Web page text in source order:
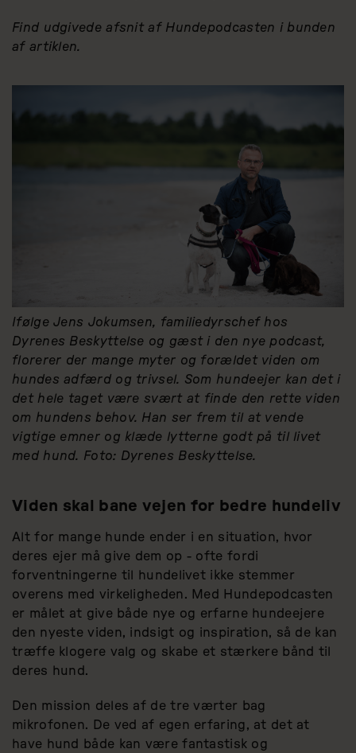
Find udgivede afsnit af Hundepodcasten i bunden
af artiklen.
Ifølge Jens Jokumsen, familiedyrschef hos
Dyrenes Beskyttelse og gæst i den nye podcast,
florerer der mange myter og forældet viden om
hundes adfærd og trivsel. Som hundeejer kan det i
det hele taget være svært at finde den rette viden
om hundens behov. Han ser frem til at vende
vigtige emner og klæde lytterne godt på til livet
med hund. Foto: Dyrenes Beskyttelse.
Viden skal bane vejen for bedre hundeliv
Alt for mange hunde ender i en situation, hvor
deres ejer må give dem op - ofte fordi
forventningerne til hundelivet ikke stemmer
overens med virkeligheden. Med Hundepodcasten
er målet at give både nye og erfarne hundeejere
den nyeste viden, indsigt og inspiration, så de kan
træffe klogere valg og skabe et stærkere bånd til
deres hund.
Den mission deles af de tre værter bag
mikrofonen. De ved af egen erfaring, at det at
have hund både kan være fantastisk og